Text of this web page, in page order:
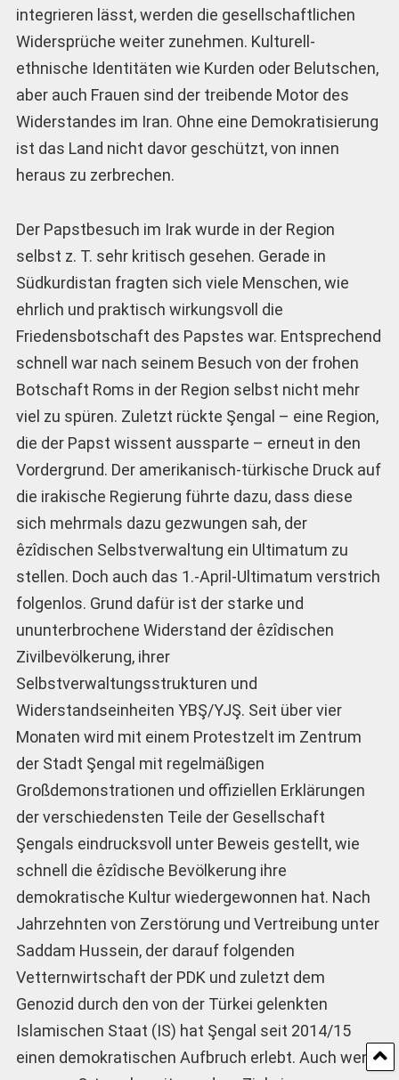
integrieren lässt, werden die gesellschaftlichen
Widersprüche weiter zunehmen. Kulturell-
ethnische Identitäten wie Kurden oder Belutschen,
aber auch Frauen sind der treibende Motor des
Widerstandes im Iran. Ohne eine Demokratisierung
ist das Land nicht davor geschützt, von innen
heraus zu zerbrechen.
Der Papstbesuch im Irak wurde in der Region
selbst z. T. sehr kritisch gesehen. Gerade in
Südkurdistan fragten sich viele Menschen, wie
ehrlich und praktisch wirkungsvoll die
Friedensbotschaft des Papstes war. Entsprechend
schnell war nach seinem Besuch von der frohen
Botschaft Roms in der Region selbst nicht mehr
viel zu spüren. Zuletzt rückte Şengal – eine Region,
die der Papst wissent aussparte – erneut in den
Vordergrund. Der amerikanisch-türkische Druck auf
die irakische Regierung führte dazu, dass diese
sich mehrmals dazu gezwungen sah, der
êzîdischen Selbstverwaltung ein Ultimatum zu
stellen. Doch auch das 1.-April-Ultimatum verstrich
folgenlos. Grund dafür ist der starke und
ununterbrochene Widerstand der êzîdischen
Zivilbevölkerung, ihrer
Selbstverwaltungsstrukturen und
Widerstandseinheiten YBŞ/YJŞ. Seit über vier
Monaten wird mit einem Protestzelt im Zentrum
der Stadt Şengal mit regelmäßigen
Großdemonstrationen und offiziellen Erklärungen
der verschiedensten Teile der Gesellschaft
Şengals eindrucksvoll unter Beweis gestellt, wie
schnell die êzîdische Bevölkerung ihre
demokratische Kultur wiedergewonnen hat. Nach
Jahrzehnten von Zerstörung und Vertreibung unter
Saddam Hussein, der darauf folgenden
Vetternwirtschaft der PDK und zuletzt dem
Genozid durch den von der Türkei gelenkten
Islamischen Staat (IS) hat Şengal seit 2014/15
einen demokratischen Aufbruch erlebt. Auch wenn